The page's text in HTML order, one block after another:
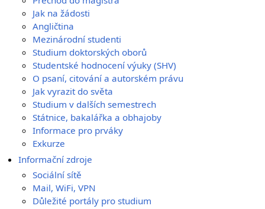
Jak na žádosti
Angličtina
Mezinárodní studenti
Studium doktorských oborů
Studentské hodnocení výuky (SHV)
O psaní, citování a autorském právu
Jak vyrazit do světa
Studium v dalších semestrech
Státnice, bakalářka a obhajoby
Informace pro prváky
Exkurze
Informační zdroje
Sociální sítě
Mail, WiFi, VPN
Důležité portály pro studium